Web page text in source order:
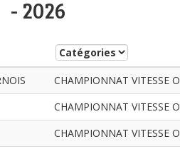
- 2026
CHAMPIONNAT VITESSE
CHAMPIONNAT VITESSE
CHAMPIONNAT VITESSE